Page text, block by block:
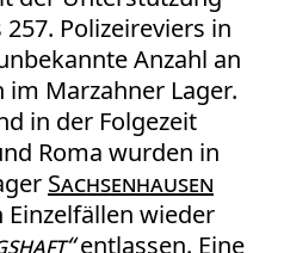
Polizeireviers in
Anzahl an
im Marzahner Lager.
in der Folgezeit
Roma wurden in
Sachsenhausen
wieder
“entlassen. Eine